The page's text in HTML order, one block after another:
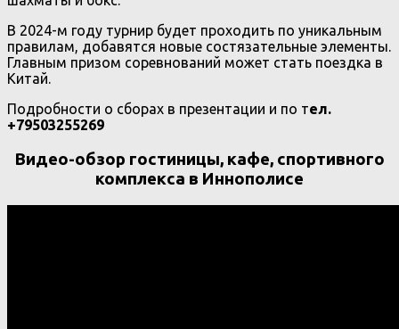
В 2024-м году турнир будет проходить по уникальным
правилам, добавятся новые состязательные элементы.
Главным призом соревнований может стать поездка в
Китай.
Подробности о сборах в презентации и по тел.
+79503255269
Видео-обзор гостиницы, кафе, спортивного
комплекса в Иннополисе